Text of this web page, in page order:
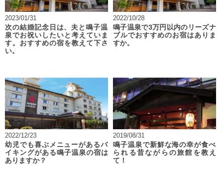
2023/01/31
次の結婚記念日は、夫と鳴子温
泉でお祝いしたいと考えていま
す。おすすめの宿を教えて下さ
い。
2022/10/28
鳴子温泉で3万円以内のリーズナ
ブルでおすすめのお宿はありま
すか。
2022/12/23
幼児でも喜ぶメニューがあるバ
イキングがある鳴子温泉の宿は
ありますか？
2019/08/31
鳴子温泉で新鮮な海の幸が食べ
られる昔ながらの旅館を教え
て！